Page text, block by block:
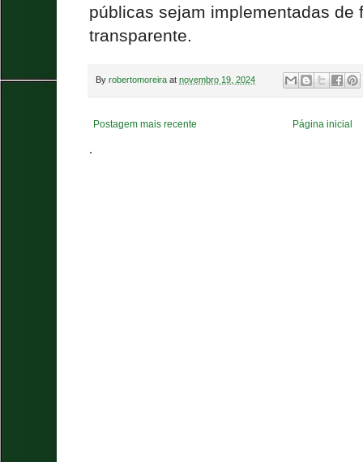
públicas sejam implementadas de
transparente.
By robertomoreira at novembro 19, 2024
Postagem mais recente Página inicial
.